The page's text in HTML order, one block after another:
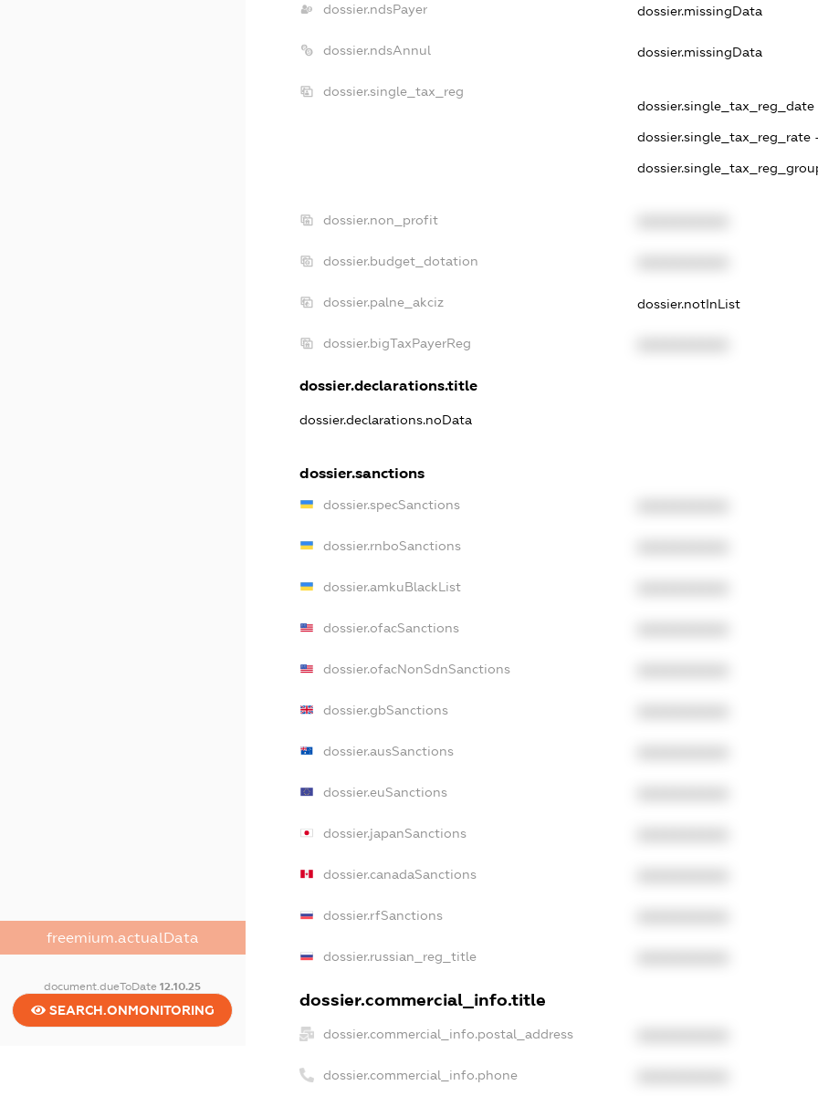
freemium.actualData
document.dueToDate12.10.25
SEARCH.ONMONITORING
dossier.ndsPayer dossier.missingData
dossier.ndsAnnul dossier.missingData
dossier.single_tax_reg
dossier.single_tax_reg_date -
dossier.single_tax_reg_rate
dossier.non_profit
dossier.budget_dotation
dossier.palne_akciz dossier.notInList
dossier.bigTaxPayerReg
dossier.declarations.title
dossier.declarations.noData
dossier.sanctions
dossier.specSanctions
dossier.rnboSanctions
dossier.amkuBlackList
dossier.ofacSanctions
dossier.ofacNonSdnSanctions
dossier.gbSanctions
dossier.ausSanctions
dossier.euSanctions
dossier.japanSanctions
dossier.canadaSanctions
dossier.rfSanctions
dossier.russian_reg_title
dossier.commercial_info.title
dossier.commercial_info.postal_address
dossier.commercial_info.phone